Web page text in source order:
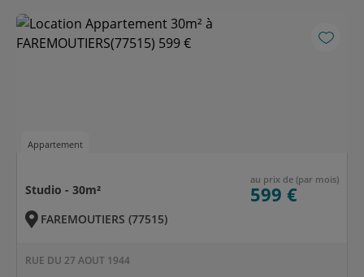
Appartement
Studio - 30m²
au prix de (par mois)
599 €
FAREMOUTIERS (77515)
RUE DU 27 AOUT 1944